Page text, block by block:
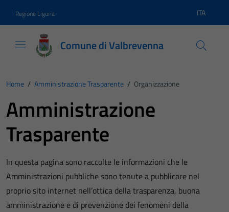
Regione Liguria Lingua
ITA
Comune di Valbrevenna
Home / Amministrazione Trasparente / Organizzazione
Amministrazione
Trasparente
In questa pagina sono raccolte le informazioni che le
Amministrazioni pubbliche sono tenute a pubblicare nel
proprio sito internet nell’ottica della trasparenza, buona
amministrazione e di prevenzione dei fenomeni della